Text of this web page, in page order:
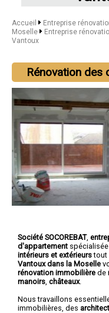
Accueil
Entreprise
Moselle
Entreprise
Vantoux
Rénovation des
Société SOCOREBAT,
d'appartement
intérieurs et extérieurstout
Vantoux dans la Moselle
rénovation immobilière de
manoirs châteaux.
Nous travaillons
immobilières, des